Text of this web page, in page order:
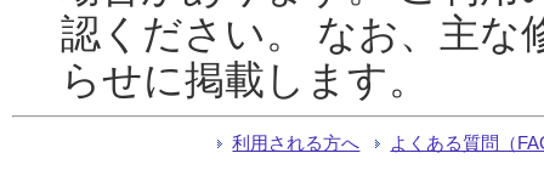
認ください。 なお、主な
らせに掲載します。
利用される方へ よくある質問（